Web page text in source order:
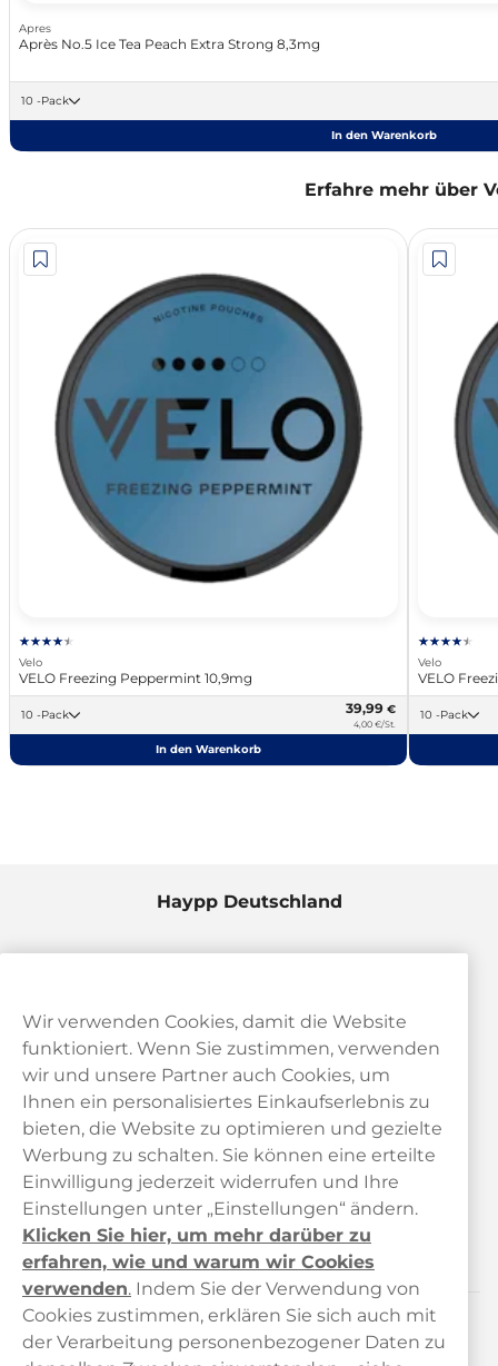
Apres
Après No.5 Ice Tea Peach Extra Strong 8,3mg
10 -Pack
In den Warenkorb
Erfahre mehr über
Velo
VELO Freezing Peppermint 10,9mg
10 -Pack 39,99 €
4,00 €/St.
In den Warenkorb
Velo
VELO
10 -Pack
Haypp Deutschland
Kontaktieren Sie uns!
Kundendienst
Links
Über uns
Wir verwenden Cookies, damit die Website
funktioniert. Wenn Sie zustimmen, verwenden
wir und unsere Partner auch Cookies, um
Ihnen ein personalisiertes Einkaufserlebnis zu
bieten, die Website zu optimieren und gezielte
Werbung zu schalten. Sie können eine erteilte
Einwilligung jederzeit widerrufen und Ihre
Einstellungen unter „Einstellungen“ ändern.
Klicken Sie hier, um mehr darüber zu
erfahren, wie und warum wir Cookies
verwenden. Indem Sie der Verwendung von
Cookies zustimmen, erklären Sie sich auch mit
der Verarbeitung personenbezogener Daten zu